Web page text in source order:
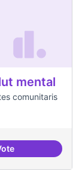
mental
comunitaris
Projecte